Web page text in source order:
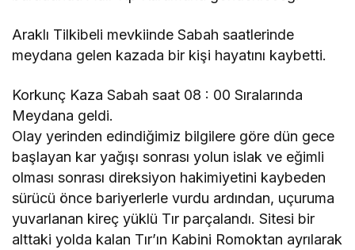
Araklı Tilkibeli mevkiinde Sabah saatlerinde
meydana gelen kazada bir kişi hayatını kaybetti.
Korkunç Kaza Sabah saat 08 : 00 Sıralarında
Meydana geldi.
Olay yerinden edindiğimiz bilgilere göre dün gece
başlayan kar yağışı sonrası yolun islak ve eğimli
olması sonrası direksiyon hakimiyetini kaybeden
sürücü önce bariyerlerle vurdu ardından, uçuruma
yuvarlanan kireç yüklü Tır parçalandı. Sitesi bir
alttaki yolda kalan Tır’ın Kabini Romoktan ayrılarak